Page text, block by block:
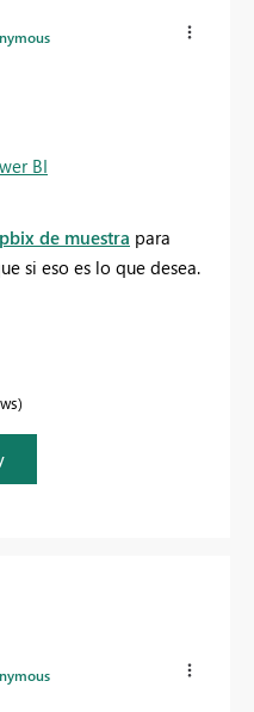
BI
de muestra para
si eso es lo que desea.